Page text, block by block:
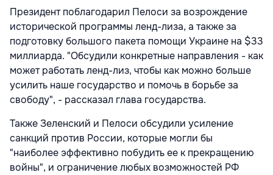
Президент поблагодарил Пелоси за возрождение
исторической программы ленд-лиза, а также за
подготовку большого пакета помощи Украине на $33
миллиарда. "Обсудили конкретные направления - как
может работать ленд-лиз, чтобы как можно больше
усилить наше государство и помочь в борьбе за
свободу", - рассказал глава государства.
Также Зеленский и Пелоси обсудили усиление
санкций против России, которые могли бы
"наиболее эффективно побудить ее к прекращению
войны", и ограничение любых возможностей РФ